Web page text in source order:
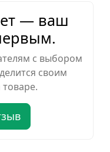
— ваш
с выбором
своим